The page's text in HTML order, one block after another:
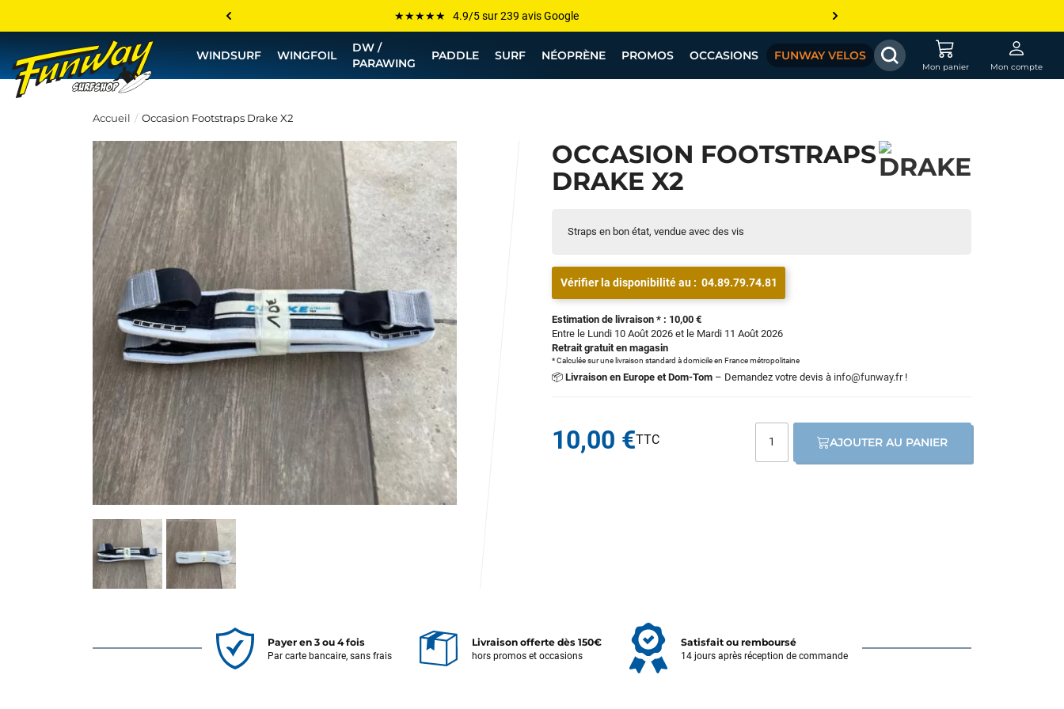
Les plus grandes marques sont chez Funway
Jusqu’à -75% de remise sur le windsurf, wingfoil, etc...
💰 Meilleur prix garanti — Moins cher ailleurs ? On s’aligne !
WINDSURF WINGFOIL
DW /
PARAWING
PADDLE SURF NÉOPRÈNE PROMOS OCCASIONS FUNWAY VELOS
Mon panier Mon compte
Accueil Occasion Footstraps Drake X2
OCCASION FOOTSTRAPS
DRAKE X2
Straps en bon état, vendue avec des vis
Vérifier la disponibilité au : 04.89.79.74.81
Estimation de livraison * : 10,00 €
Entre le Lundi 10 Août 2026 et le Mardi 11 Août 2026
Retrait gratuit en magasin
* Calculée sur une livraison standard à domicile en France métropolitaine
📦 Livraison en Europe et Dom-Tom – Demandez votre devis à info@funway.fr!
10,00 € AJOUTER AU PANIER
Payer en 3 ou 4 fois
Par carte bancaire, sans frais
Livraison offerte dès 150€
hors promos et occasions
Satisfait ou remboursé
14 jours après réception de commande